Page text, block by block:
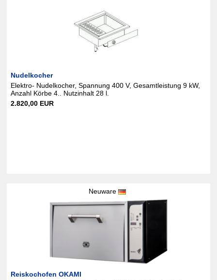
Nudelkocher
Elektro- Nudelkocher, Spannung 400 V, Gesamtleistung 9 kW,
Anzahl Körbe 4.. Nutzinhalt 28 l.
2.820,00 EUR
Neuware
Reiskochofen OKAMI